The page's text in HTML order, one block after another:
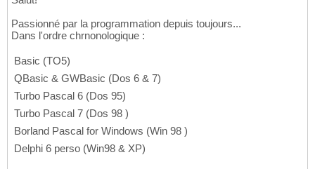
Passionné par la programmation depuis toujours...
Dans l'ordre chrnonologique :
 Basic (TO5)
 QBasic & GWBasic (Dos 6 & 7)
 Turbo Pascal 6 (Dos 95)
 Turbo Pascal 7 (Dos 98 )
 Borland Pascal for Windows (Win 98 )
 Delphi 6 perso (Win98 & XP)